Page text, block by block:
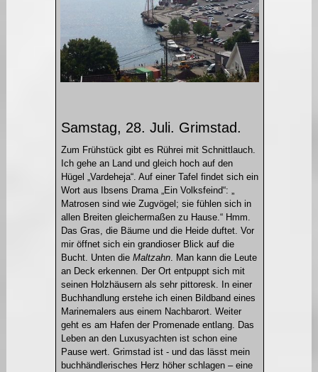
Samstag, 28. Juli. Grimstad.
Zum Frühstück gibt es Rührei mit Schnittlauch.
Ich gehe an Land und gleich hoch auf den
Hügel „Vardeheja“. Auf einer Tafel findet sich ein
Wort aus Ibsens Drama „Ein Volksfeind“: „
Matrosen sind wie Zugvögel; sie fühlen sich in
allen Breiten gleichermaßen zu Hause.“ Hmm.
Das Gras, die Bäume und die Heide duftet. Vor
mir öffnet sich ein grandioser Blick auf die
Bucht. Unten die Maltzahn. Man kann die Leute
an Deck erkennen. Der Ort entpuppt sich mit
seinen Holzhäusern als sehr pittoresk. In einer
Buchhandlung erstehe ich einen Bildband eines
Marinemalers aus einem Nachbarort. Weiter
geht es am Hafen der Promenade entlang. Das
Leben an den Luxusyachten ist schon eine
Pause wert. Grimstad ist - und das lässt mein
buchhändlerisches Herz höher schlagen – eine